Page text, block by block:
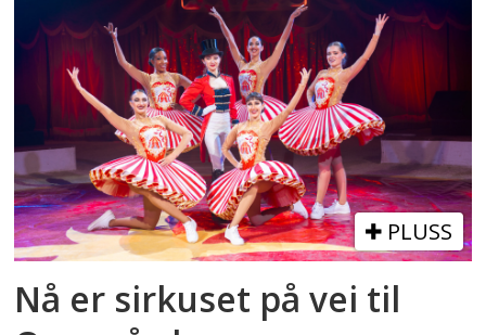
PLUSS
Nå er sirkuset på vei til